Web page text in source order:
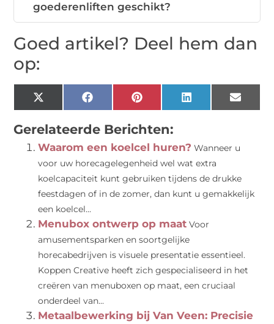
goederenliften geschikt?
Goed artikel? Deel hem dan
op:
X
(Twitter)
FacebookPinterestLinkedIn Email
Gerelateerde Berichten:
Waarom een koelcel huren? Wanneer u
voor uw horecagelegenheid wel wat extra
koelcapaciteit kunt gebruiken tijdens de drukke
feestdagen of in de zomer, dan kunt u gemakkelijk
een koelcel...
Menubox ontwerp op maat Voor
amusementsparken en soortgelijke
horecabedrijven is visuele presentatie essentieel.
Koppen Creative heeft zich gespecialiseerd in het
creëren van menuboxen op maat, een cruciaal
onderdeel van...
Metaalbewerking bij Van Veen: Precisie